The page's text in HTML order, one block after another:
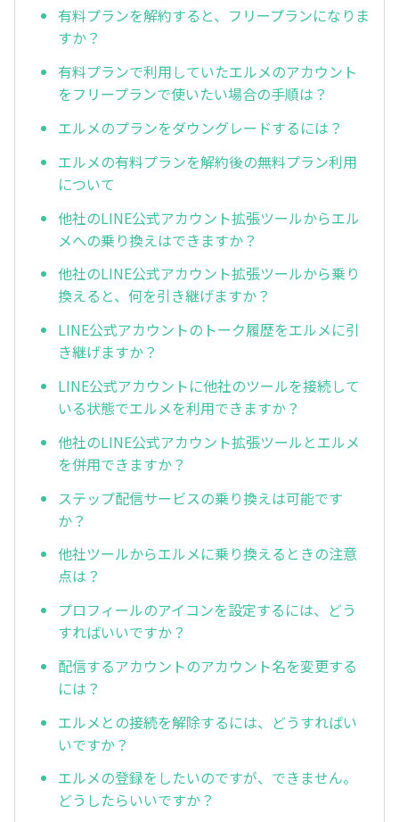
有料プランを解約すると、フリープランになりま
すか？
有料プランで利用していたエルメのアカウント
をフリープランで使いたい場合の手順は？
エルメのプランをダウングレードするには？
エルメの有料プランを解約後の無料プラン利用
について
他社のLINE公式アカウント拡張ツールからエル
メへの乗り換えはできますか？
他社のLINE公式アカウント拡張ツールから乗り
換えると、何を引き継げますか？
LINE公式アカウントのトーク履歴をエルメに引
き継げますか？
LINE公式アカウントに他社のツールを接続して
いる状態でエルメを利用できますか？
他社のLINE公式アカウント拡張ツールとエルメ
を併用できますか？
ステップ配信サービスの乗り換えは可能です
か？
他社ツールからエルメに乗り換えるときの注意
点は？
プロフィールのアイコンを設定するには、どう
すればいいですか？
配信するアカウントのアカウント名を変更する
には？
エルメとの接続を解除するには、どうすればい
いですか？
エルメの登録をしたいのですが、できません。
どうしたらいいですか？